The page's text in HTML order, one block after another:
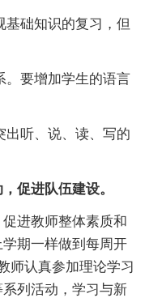
基础知识的复习，但
。要增加学生的语言
出听、说、读、写的
促进队伍建设。
进教师整体素质和
期一样做到每周开
师认真参加理论学习
列活动，学习与新